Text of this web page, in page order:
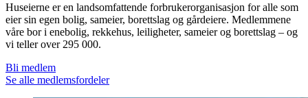
Huseierne er en landsomfattende forbrukerorganisasjon for alle som
eier sin egen bolig, sameier, borettslag og gårdeiere. Medlemmene
våre bor i enebolig, rekkehus, leiligheter, sameier og borettslag – og
vi teller over 295 000.
Bli medlem
Se alle medlemsfordeler